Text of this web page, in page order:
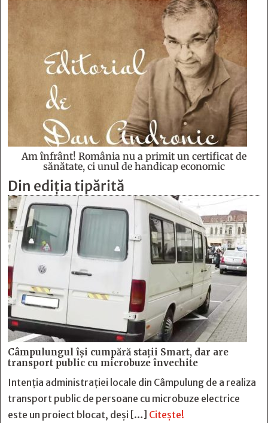
Am înfrânt! România nu a primit un certificat de
sănătate, ci unul de handicap economic
Din ediția tipărită
Câmpulungul îşi cumpără staţii Smart, dar are
transport public cu microbuze învechite
Intenția administrației locale din Câmpulung de a realiza
transport public de persoane cu microbuze electrice
este un proiect blocat, deși […] Citește!